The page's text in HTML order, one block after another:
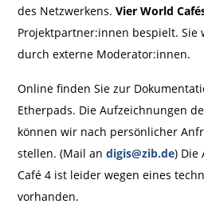
des Netzwerkens.Vier World
Projektpartner:innen bespielt.
durch externe Moderator:innen.
Online finden Sie zur
Etherpads. Die Aufzeichnungen
können wir nach persönlicher
stellen. (Mail andigis@zib.de) Die
Café 4 ist leider wegen eines
vorhanden.